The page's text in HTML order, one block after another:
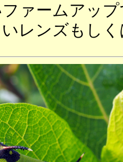
ァームアッ
レンズもし